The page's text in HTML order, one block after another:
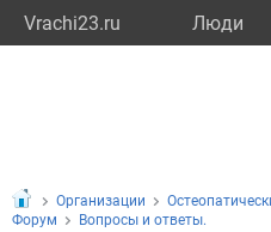
Vrachi23.ru Люди
Организации
Форум
Вопросы и ответы.